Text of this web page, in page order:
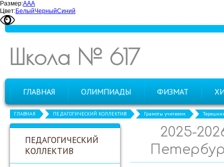
Размер:ААА
Цвет:БелыйЧерныйСиний
Школа № 617
ГЛАВНАЯ ОЛИМПИАДЫ ФИЗМАТ
ГЛАВНАЯ ПЕДАГОГИЧЕСКИЙ КОЛЛЕКТИВ Грамоты учителям
ПЕДАГОГИЧЕСКИЙ
КОЛЛЕКТИВ
2025-